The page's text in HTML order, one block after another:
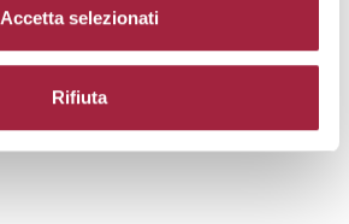
Accetta selezionati
Rifiuta